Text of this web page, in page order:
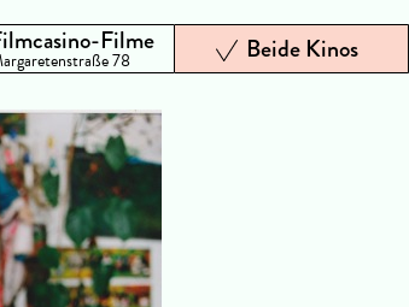
Filme
78 Beide Kinos